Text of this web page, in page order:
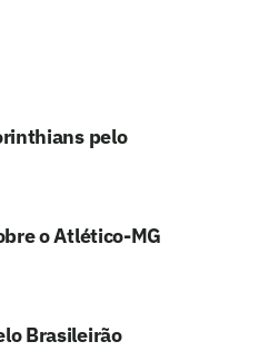
pelo
o Atlético-MG
Brasileirão